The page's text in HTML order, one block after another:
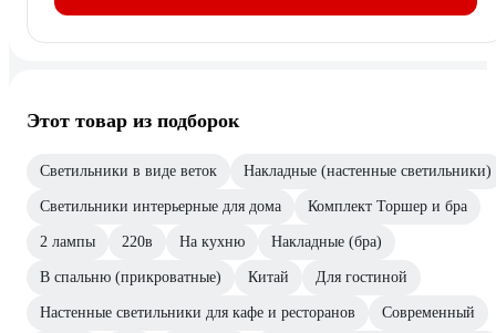
Этот товар из подборок
Светильники в виде веток Накладные (настенные светильники)
Светильники интерьерные для дома Комплект Торшер и бра
2 лампы 220в На кухню Накладные (бра)
В спальню (прикроватные) Китай Для гостиной
Настенные светильники для кафе и ресторанов Современный